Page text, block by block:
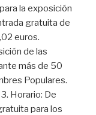
la exposición
gratuita de
euros.
de las
más de 50
Populares.
Horario: De
para los